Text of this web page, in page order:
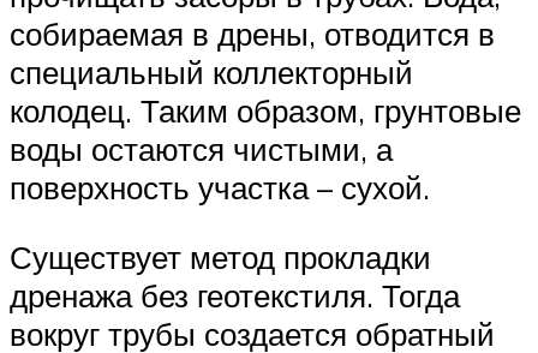
собираемая в дрены, отводится в
специальный коллекторный
колодец. Таким образом, грунтовые
воды остаются чистыми, а
поверхность участка – сухой.
Существует метод прокладки
дренажа без геотекстиля. Тогда
вокруг трубы создается обратный